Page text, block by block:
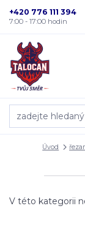
+420 776 111 394
7:00 - 17:00 hodin
Úvod
V této kategorii